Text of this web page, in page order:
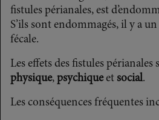
fistules périanales, est
S’ils sont endommagés, il y a
fécale.
Les effets des fistules
physique, psychiqueet social.
Les conséquences fréquentes